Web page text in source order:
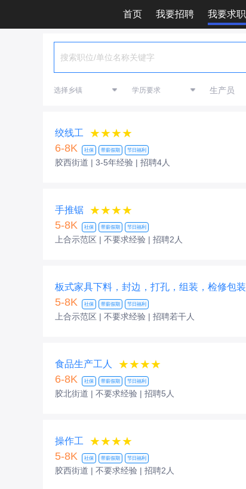
首页 我要招聘 我要求职
生产员
绞线工 ★★★★
6-8K 社保 带薪假期 节日福利
胶西街道 | 3-5年经验 | 招聘4人
手推锯 ★★★★
5-8K 社保 带薪假期 节日福利
上合示范区 | 不要求经验 | 招聘2人
板式家具下料，封边，打孔，组装，检修包装
5-8K 社保 带薪假期 节日福利
上合示范区 | 不要求经验 | 招聘若干人
食品生产工人 ★★★★
6-8K 社保 带薪假期 节日福利
胶北街道 | 不要求经验 | 招聘5人
操作工 ★★★★
5-8K 社保 带薪假期 节日福利
胶西街道 | 不要求经验 | 招聘2人